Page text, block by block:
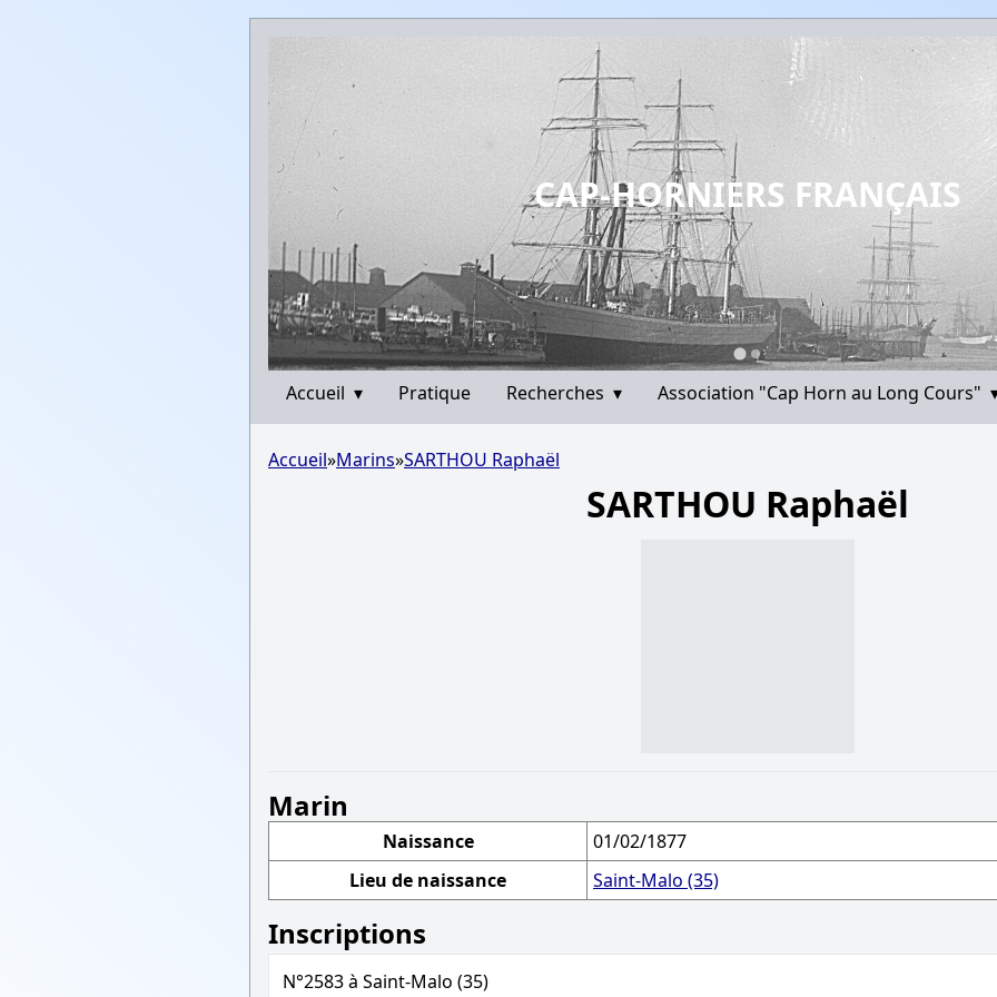
CAP-HORNIERS FRANÇAIS
Accueil ▾ Pratique Recherches ▾ Association "Cap Horn au Long Cours"
Accueil»Marins»SARTHOU Raphaël
SARTHOU Raphaël
Marin
Naissance
01/02/1877
Lieu de naissance
Saint-Malo (35)
Inscriptions
N°2583 à Saint-Malo (35)